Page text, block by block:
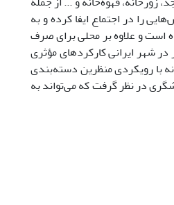
را در اجتماع ایفا کرده و به
است و علاوه بر محلی برای صرف
شهر ایرانی کارکردهای مؤثری
با رویکردی منظرین دسته‌بندی
در نظر گرفت که می‌تواند به